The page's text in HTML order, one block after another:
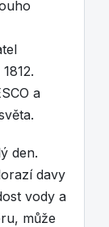
a
den.
davy
vody a
může